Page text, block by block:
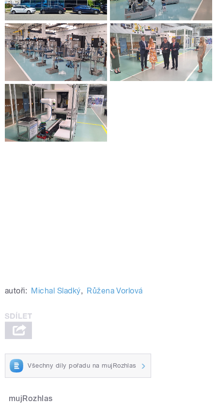
autoři: Michal Sladký, Růžena Vorlová
Všechny díly pořadu na mujRozhlas
mujRozhlas